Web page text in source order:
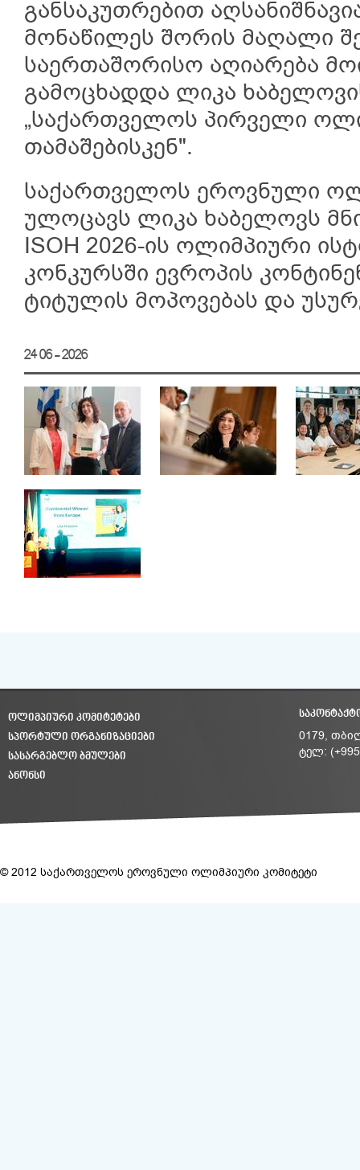
განსაკუთრებით
მონაწილეს შორის მაღალი
საერთაშორისო აღიარება
გამოცხადდა ლიკა
„საქართველოს პირველი
თამაშებისკენ".
საქართველოს ეროვნული
ულოცავს ლიკა ხაბელოვს
ISOH 2026-ის ოლიმპიური
კონკურსში ევროპის
ტიტულის მოპოვებას და
24 06 - 2026
ᲝᲚᲘᲛᲞᲘᲣᲠᲘ ᲙᲝᲛᲘᲢᲔᲢᲔᲑᲘ
ᲡᲞᲝᲠᲢᲣᲚᲘ ᲝᲠᲒᲐᲜᲘᲖᲐᲪᲘᲔᲑᲘ
ᲡᲐᲡᲐᲠᲒᲔᲑᲚᲝ ᲑᲛᲣᲚᲔᲑᲘ
ᲐᲜᲝᲜᲡᲘ
0179,
ტელ: (+995
© 2012 საქართველოს ეროვნული ოლიმპიური კომიტეტი